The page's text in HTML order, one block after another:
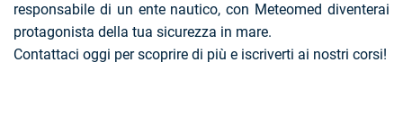
responsabile di un ente nautico, con Meteomed diventerai
protagonista della tua sicurezza in mare.
Contattaci oggi per scoprire di più e iscriverti ai nostri corsi!